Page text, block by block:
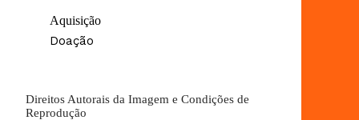
Aquisição
Doação
Direitos Autorais da Imagem e Condições de
Reprodução